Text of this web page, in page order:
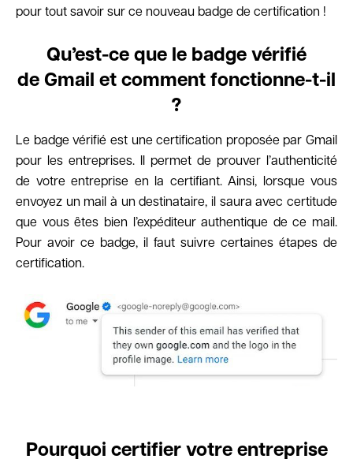
pour tout savoir sur ce nouveau badge de certification !
Qu’est-ce que le badge vérifié
de Gmail et comment fonctionne-t-il
?
Le badge vérifié est une certification proposée par Gmail
pour les entreprises. Il permet de prouver l’authenticité
de votre entreprise en la certifiant. Ainsi, lorsque vous
envoyez un mail à un destinataire, il saura avec certitude
que vous êtes bien l’expéditeur authentique de ce mail.
Pour avoir ce badge, il faut suivre certaines étapes de
certification.
Pourquoi certifier votre entreprise